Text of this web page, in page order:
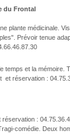
du Frontal
médicinale.
Prévoir tenue
et la mémoire.
et réservation :
:
comédie. Deux